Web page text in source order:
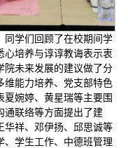
同学们回顾了在校期间学
心培养与谆谆教诲表示衷
院未来发展的建议做了分
维能力培养、党支部特色
婉婷、黄星瑞等主要围
通联络等方面提出了建
华祥、邓伊扬、邱思诚等
、学生工作、中德班管理